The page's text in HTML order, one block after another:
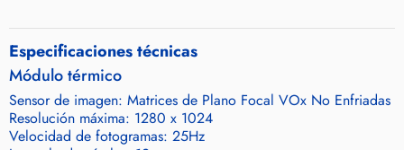
Especificaciones técnicas
Módulo térmico
Sensor de imagen: Matrices de Plano Focal VOx No Enfriadas
Resolución máxima: 1280 x 1024
Velocidad de fotogramas: 25Hz